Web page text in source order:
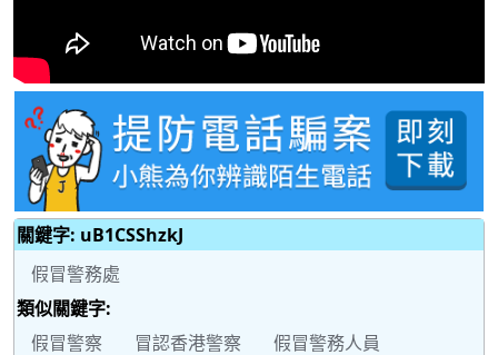
關鍵字: uB1CSShzkJ
假冒警務處
類似關鍵字:
假冒警察
冒認香港警察 假冒警務人員